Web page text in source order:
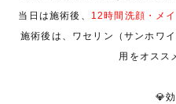
当日は施術後、 12時間洗顔・メ
施術後は、ワセリン（サンホワ
用をオスス
💎